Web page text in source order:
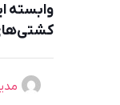
وابسته
کشتی‌های